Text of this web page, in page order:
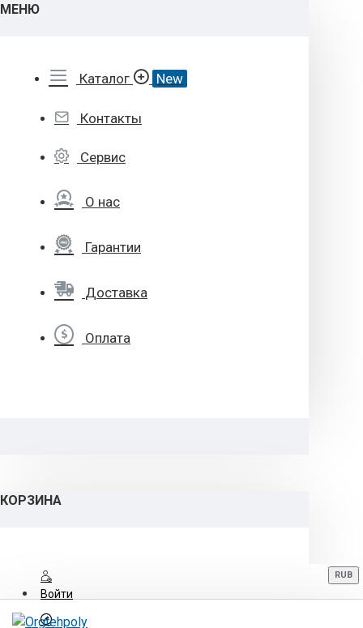
МЕНЮ
Каталог New
Контакты
Сервис
О нас
Гарантии
Доставка
Оплата
КОРЗИНА
Войти
RUB